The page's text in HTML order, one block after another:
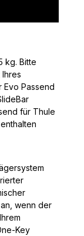
kg. Bitte
Evo Passend
für Thule
wenn der
Key